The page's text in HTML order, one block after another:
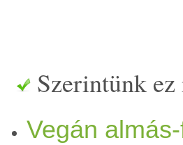
Szerintünk
Vegán